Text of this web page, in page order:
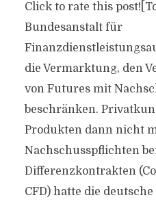
Click to rate this
Bundesanstalt für
die Vermarktung, den
von Futures mit
beschränken.
Produkten dann nicht
Nachschusspflichten
Differenzkontrakten
CFD) hatte die